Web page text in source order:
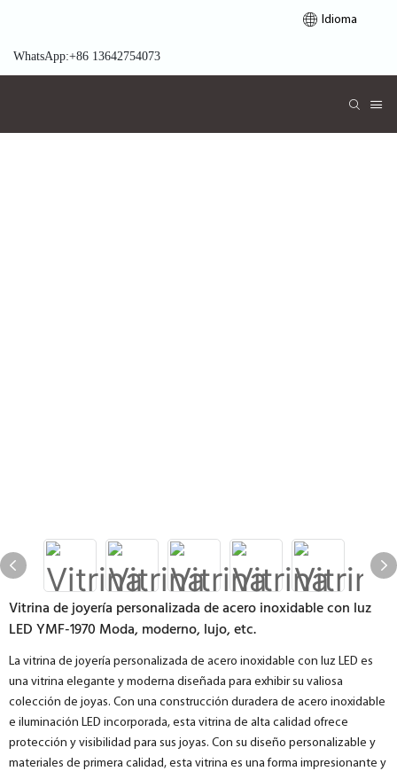
Idioma
WhatsApp:+86 13642754073
Vitrina de joyería personalizada de acero inoxidable con luz
LED YMF-1970 Moda, moderno, lujo, etc.
La vitrina de joyería personalizada de acero inoxidable con luz LED es
una vitrina elegante y moderna diseñada para exhibir su valiosa
colección de joyas. Con una construcción duradera de acero inoxidable
e iluminación LED incorporada, esta vitrina de alta calidad ofrece
protección y visibilidad para sus joyas. Con su diseño personalizable y
materiales de primera calidad, esta vitrina es una forma impresionante y